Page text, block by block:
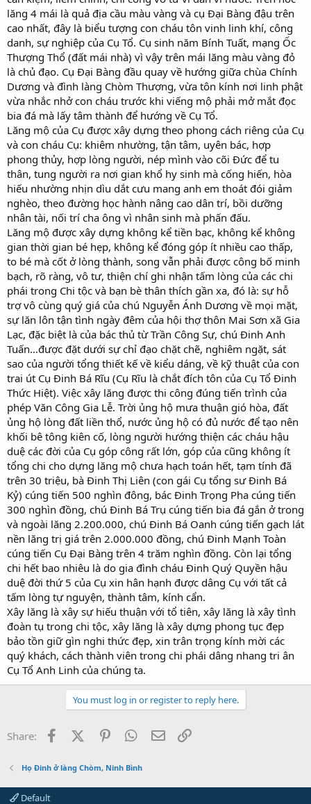
lăng 4 mái là quả địa cầu màu vàng và cụ Đại Bàng đậu trên
cao nhất, đây là biểu tượng con cháu tôn vinh linh khí, công
danh, sự nghiệp của Cụ Tổ. Cụ sinh năm Bính Tuất, mạng Ốc
Thượng Thổ (đất mái nhà) vì vậy trên mái lăng màu vàng đỏ
là chủ đạo. Cụ Đại Bàng đầu quay về hướng giữa chùa Chính
Dương và đình làng Chòm Thượng, vừa tôn kính nơi linh phật
vừa nhắc nhở con cháu trước khi viếng mộ phải mở mắt đọc
bia đá mà lấy tâm thành để hướng về Cụ Tổ.
Lăng mộ của Cụ được xây dựng theo phong cách riêng của Cụ
và con cháu Cụ: khiêm nhường, tận tâm, uyên bác, hợp
phong thủy, hợp lòng người, nép mình vào cõi Đức để tu
thân, tung người ra nơi gian khổ hy sinh mà cống hiến, hòa
hiếu nhường nhịn dìu dắt cưu mang anh em thoát đói giảm
nghèo, theo đường học hành nâng cao dân trí, bồi dưỡng
nhân tài, nối trí cha ông vì nhân sinh mà phấn đấu.
Lăng mộ được xây dựng không kể tiền bạc, không kể không
gian thời gian bé hẹp, không kể đóng góp ít nhiều cao thấp,
to bé mà cốt ở lòng thành, song vẫn phải được công bố minh
bạch, rõ ràng, vô tư, thiện chí ghi nhận tấm lòng của các chi
phái trong Chi tộc và bạn bè thân thích gần xa, đó là: sự hỗ
trợ vô cùng quý giá của chú Nguyễn Ánh Dương về mọi mặt,
sự lăn lôn tận tình ngày đêm của hội thợ thôn Mai Sơn xã Gia
Lạc, đặc biệt là của bác thủ từ Trần Công Sự, chú Đinh Anh
Tuấn…được đặt dưới sự chỉ đạo chặt chẽ, nghiêm ngặt, sát
sao của người tổng thiết kế về kiểu dáng, về kỹ thuật của con
trai út Cụ Đinh Bá Rĩu (Cụ Rĩu là chắt đích tôn của Cụ Tổ Đinh
Thức Hiệt). Việc xây lăng được thi công đúng tiến trình của
phép Văn Công Gia Lễ. Trời ủng hộ mưa thuận gió hòa, đất
ủng hộ lòng đất liền thổ, nước ủng hộ có đủ nước để tạo nên
khối bê tông kiên cố, lòng người hướng thiện các cháu hậu
duệ các đời của Cụ góp công rất lớn, góp của cũng không ít
tổng chi cho dựng lăng mộ chưa hạch toán hết, tạm tính đã
trên 30 triệu, bà Đinh Thị Liên (con gái Cụ tổng sư Đinh Bá
Kỷ) cúng tiến 500 nghìn đông, bác Đinh Trọng Pha cúng tiến
300 nghìn đồng, chú Đinh Bá Trụ cúng tiến bia đá gắn ở trong
và ngoài lăng 2.200.000, chú Đinh Bá Oanh cúng tiến gạch lát
nền lăng trị giá trên 2.000.000 đồng, chú Đinh Mạnh Toàn
cúng tiến Cụ Đại Bàng trên 4 trăm nghìn đồng. Còn lại tổng
chi hết bao nhiêu là do gia đình cháu Đinh Quý Quyền hậu
duệ đời thứ 5 của Cụ xin hân hạnh được dâng Cụ với tất cả
tấm lòng tự nguyện, thành tâm, kính cẩn.
Xây lăng là xây sự hiếu thuận với tổ tiên, xây lăng là xây tình
đoàn tụ trong chi tộc, xây lăng là xây dựng phong tục đẹp
bảo tồn giữ gìn nghi thức đẹp, xin trân trọng kính mời các
quý khách, cách thành viên trong chi phái dâng nhang tri ân
Cụ Tổ Anh Linh của chúng ta.
You must log in or register to reply here.
Share: FacebookX (Twitter)PinterestWhatsApp
Email
Họ Đinh ở làng Chòm, Ninh Bình
Default